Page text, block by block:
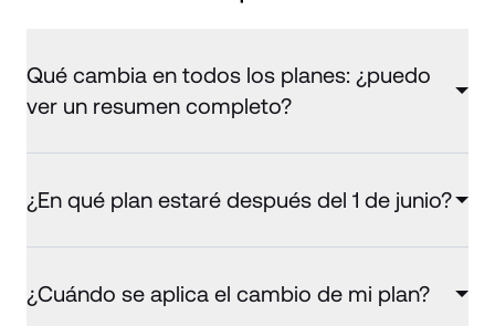
Qué cambia en todos los planes: ¿puedo
ver un resumen completo?
¿En qué plan estaré después del 1 de junio?
¿Cuándo se aplica el cambio de mi plan?